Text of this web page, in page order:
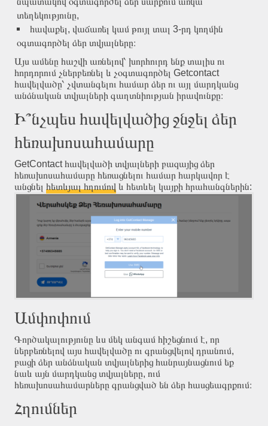
տեղեկությունը,
հավաքել, վաճառել կամ թույլ տալ 3-րդ կողմին
օգտագործել ձեր տվյալները։
Այս ամենը հաշվի առնելով՝ խորհուրդ ենք տալիս ու
հորդորում չներբեռնել և չօգտագործել Getcontact
հավելվածը՝ չվտանգելու համար ձեր ու այլ մարդկանց
անձնական տվյալների գաղտնիության իրավունքը։
Ի՞նչպես հավելվածից ջնջել ձեր
հեռախոսահամարը
GetContact հավելվածի տվյալների բազայից ձեր
հեռախոսահամարը հեռացնելու համար հարկավոր է
անցնել հետևյալ հղումովև հետևել կայքի հրահանգներին:
Ամփոփում
Գործակալությունը ևս մեկ անգամ հիշեցնում է, որ
ներբեռնելով այս հավելվածը ու գրանցվելով դրանում,
բացի ձեր անձնական տվյալներից հանրայնացնում եք
նաև այն մարդկանց տվյալները, ում
հեռախոսահամարները գրանցված են ձեր հասցեագրքում։
Հղումներ